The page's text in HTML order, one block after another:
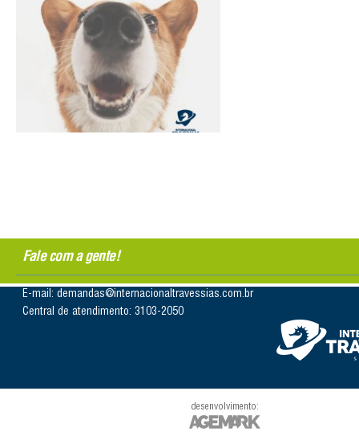
Fale com a gente!
E-mail: demandas@internacionaltravessias.com.br
Central de atendimento: 3103-2050
desenvolvimento: